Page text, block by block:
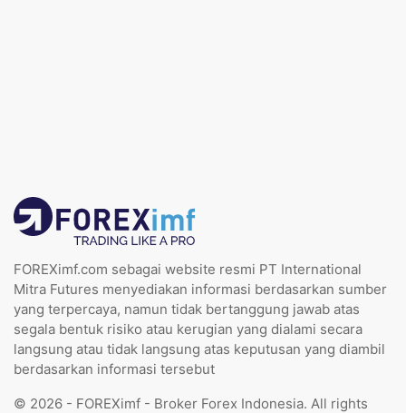
FOREXimf.com sebagai website resmi PT International
Mitra Futures menyediakan informasi berdasarkan sumber
yang terpercaya, namun tidak bertanggung jawab atas
segala bentuk risiko atau kerugian yang dialami secara
langsung atau tidak langsung atas keputusan yang diambil
berdasarkan informasi tersebut
© 2026 - FOREXimf - Broker Forex Indonesia. All rights